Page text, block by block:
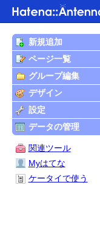
新規追加
ページ一覧
グループ編集
デザイン
設定
データの管理
関連ツール
Myはてな
ケータイで使う